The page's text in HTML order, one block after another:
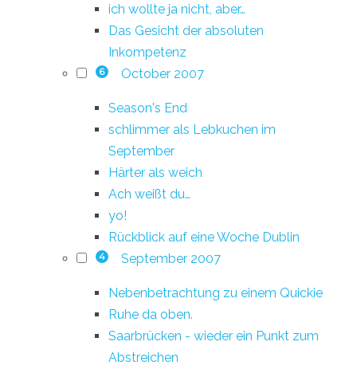
ich wollte ja nicht, aber…
Das Gesicht der absoluten
Inkompetenz
6 October 2007
Season's End
schlimmer als Lebkuchen im
September
Härter als weich
Ach weißt du…
yo!
Rückblick auf eine Woche Dublin
4 September 2007
Nebenbetrachtung zu einem Quickie
Ruhe da oben.
Saarbrücken - wieder ein Punkt zum
Abstreichen